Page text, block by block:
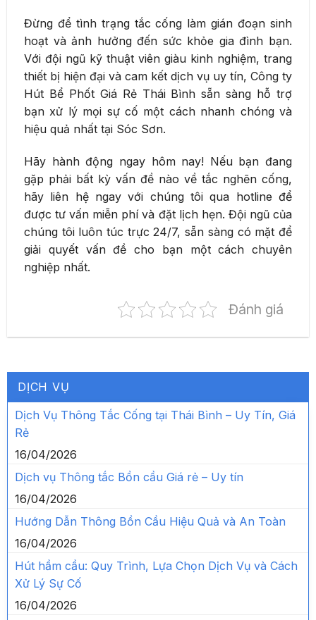
Đừng để tình trạng tắc cống làm gián đoạn sinh
hoạt và ảnh hưởng đến sức khỏe gia đình bạn.
Với đội ngũ kỹ thuật viên giàu kinh nghiệm, trang
thiết bị hiện đại và cam kết dịch vụ uy tín, Công ty
Hút Bể Phốt Giá Rẻ Thái Bình sẵn sàng hỗ trợ
bạn xử lý mọi sự cố một cách nhanh chóng và
hiệu quả nhất tại Sóc Sơn.
Hãy hành động ngay hôm nay! Nếu bạn đang
gặp phải bất kỳ vấn đề nào về tắc nghẽn cống,
hãy liên hệ ngay với chúng tôi qua hotline để
được tư vấn miễn phí và đặt lịch hẹn. Đội ngũ của
chúng tôi luôn túc trực 24/7, sẵn sàng có mặt để
giải quyết vấn đề cho bạn một cách chuyên
nghiệp nhất.
Đánh giá
DỊCH VỤ
Dịch Vụ Thông Tắc Cống tại Thái Bình – Uy Tín, Giá
Rẻ
16/04/2026
Dịch vụ Thông tắc Bồn cầu Giá rẻ – Uy tín
16/04/2026
Hướng Dẫn Thông Bồn Cầu Hiệu Quả và An Toàn
16/04/2026
Hút hầm cầu: Quy Trình, Lựa Chọn Dịch Vụ và Cách
Xử Lý Sự Cố
16/04/2026